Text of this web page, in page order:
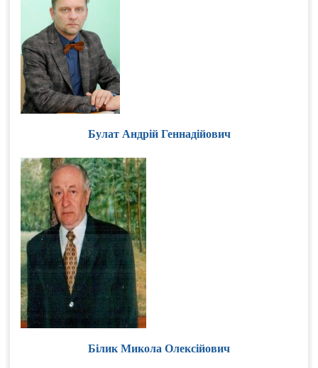
Булат Андрій Геннадійович
Білик Микола Олексійович